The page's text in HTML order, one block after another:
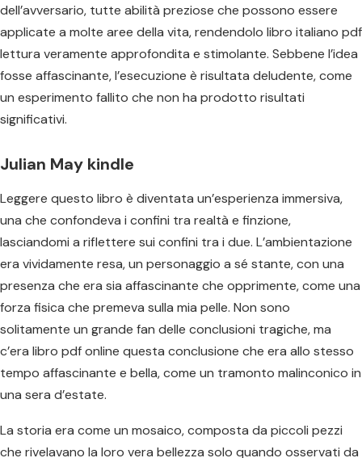
dell’avversario, tutte abilità preziose che possono essere
applicate a molte aree della vita, rendendolo libro italiano pdf
lettura veramente approfondita e stimolante. Sebbene l’idea
fosse affascinante, l’esecuzione è risultata deludente, come
un esperimento fallito che non ha prodotto risultati
significativi.
Julian May kindle
Leggere questo libro è diventata un’esperienza immersiva,
una che confondeva i confini tra realtà e finzione,
lasciandomi a riflettere sui confini tra i due. L’ambientazione
era vividamente resa, un personaggio a sé stante, con una
presenza che era sia affascinante che opprimente, come una
forza fisica che premeva sulla mia pelle. Non sono
solitamente un grande fan delle conclusioni tragiche, ma
c’era libro pdf online questa conclusione che era allo stesso
tempo affascinante e bella, come un tramonto malinconico in
una sera d’estate.
La storia era come un mosaico, composta da piccoli pezzi
che rivelavano la loro vera bellezza solo quando osservati da